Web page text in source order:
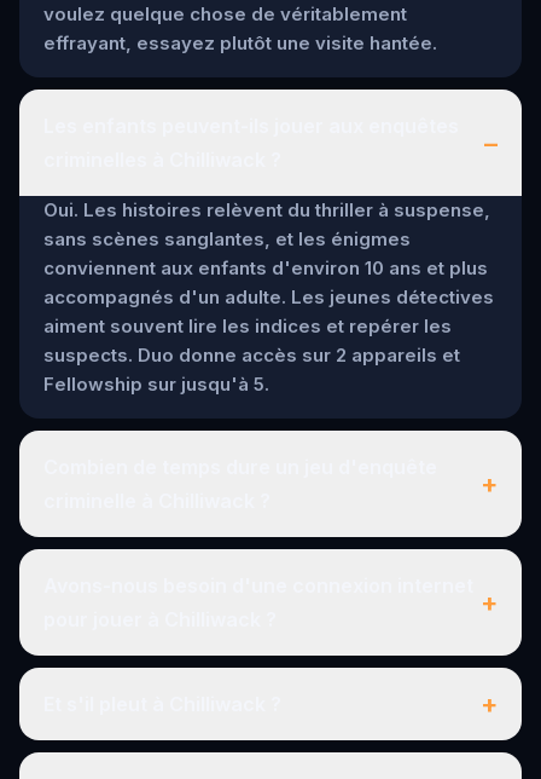
voulez quelque chose de véritablement
effrayant, essayez plutôt une visite hantée.
–
Oui. Les histoires relèvent du thriller à suspense,
sans scènes sanglantes, et les énigmes
conviennent aux enfants d'environ 10 ans et plus
accompagnés d'un adulte. Les jeunes détectives
aiment souvent lire les indices et repérer les
suspects. Duo donne accès sur 2 appareils et
Fellowship sur jusqu'à 5.
+
+
+